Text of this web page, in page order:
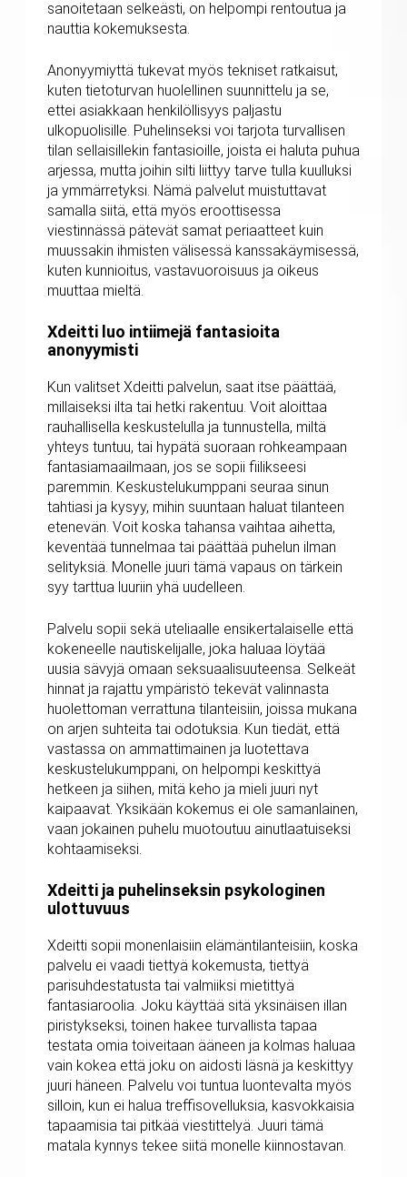
sanoitetaan selkeästi, on helpompi rentoutua ja
nauttia kokemuksesta.
Anonyymiyttä tukevat myös tekniset ratkaisut,
kuten tietoturvan huolellinen suunnittelu ja se,
ettei asiakkaan henkilöllisyys paljastu
ulkopuolisille. Puhelinseksi voi tarjota turvallisen
tilan sellaisillekin fantasioille, joista ei haluta puhua
arjessa, mutta joihin silti liittyy tarve tulla kuulluksi
ja ymmärretyksi. Nämä palvelut muistuttavat
samalla siitä, että myös eroottisessa
viestinnässä pätevät samat periaatteet kuin
muussakin ihmisten välisessä kanssakäymisessä,
kuten kunnioitus, vastavuoroisuus ja oikeus
muuttaa mieltä.
Xdeitti luo intiimejä fantasioita
anonyymisti
Kun valitset Xdeitti palvelun, saat itse päättää,
millaiseksi ilta tai hetki rakentuu. Voit aloittaa
rauhallisella keskustelulla ja tunnustella, miltä
yhteys tuntuu, tai hypätä suoraan rohkeampaan
fantasiamaailmaan, jos se sopii fiilikseesi
paremmin. Keskustelukumppani seuraa sinun
tahtiasi ja kysyy, mihin suuntaan haluat tilanteen
etenevän. Voit koska tahansa vaihtaa aihetta,
keventää tunnelmaa tai päättää puhelun ilman
selityksiä. Monelle juuri tämä vapaus on tärkein
syy tarttua luuriin yhä uudelleen.
Palvelu sopii sekä uteliaalle ensikertalaiselle että
kokeneelle nautiskelijalle, joka haluaa löytää
uusia sävyjä omaan seksuaalisuuteensa. Selkeät
hinnat ja rajattu ympäristö tekevät valinnasta
huolettoman verrattuna tilanteisiin, joissa mukana
on arjen suhteita tai odotuksia. Kun tiedät, että
vastassa on ammattimainen ja luotettava
keskustelukumppani, on helpompi keskittyä
hetkeen ja siihen, mitä keho ja mieli juuri nyt
kaipaavat. Yksikään kokemus ei ole samanlainen,
vaan jokainen puhelu muotoutuu ainutlaatuiseksi
kohtaamiseksi.
Xdeitti ja puhelinseksin psykologinen
ulottuvuus
Xdeitti sopii monenlaisiin elämäntilanteisiin, koska
palvelu ei vaadi tiettyä kokemusta, tiettyä
parisuhdestatusta tai valmiiksi mietittyä
fantasiaroolia. Joku käyttää sitä yksinäisen illan
piristykseksi, toinen hakee turvallista tapaa
testata omia toiveitaan ääneen ja kolmas haluaa
vain kokea että joku on aidosti läsnä ja keskittyy
juuri häneen. Palvelu voi tuntua luontevalta myös
silloin, kun ei halua treffisovelluksia, kasvokkaisia
tapaamisia tai pitkää viestittelyä. Juuri tämä
matala kynnys tekee siitä monelle kiinnostavan.